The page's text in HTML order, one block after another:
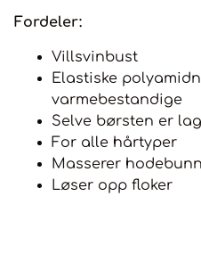
Fordeler:
Villsvinbust
Elastiske
varmebestandige
Selve børsten er
For alle hårtyper
Masserer hodebunn
Løser opp floker